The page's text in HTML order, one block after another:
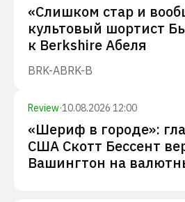
«Слишком стар и
культовый шортист
к Berkshire Абеля
BRK-ABRK-B
Review·10.08.2026 12:00
«Шериф в городе»:
США Скотт Бессент
Вашингтон на